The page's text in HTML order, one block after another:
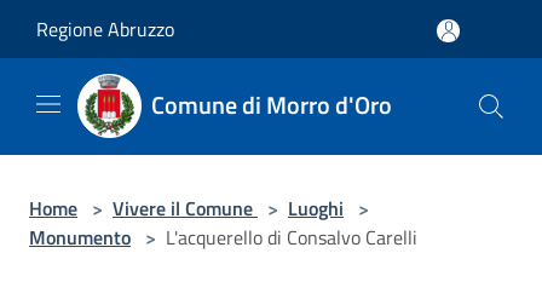
Regione Abruzzo
Comune di Morro d'Oro
Home > Vivere il Comune > Luoghi >
Monumento > L'acquerello di Consalvo Carelli